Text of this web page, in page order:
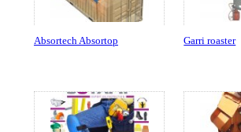
Absortech Absortop Garri roaster